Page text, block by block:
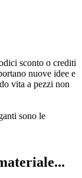
sconto o crediti
nuove idee e
vita a pezzi non
sono le